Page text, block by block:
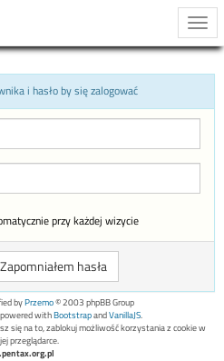
i hasło by się zalogować
przy każdej wizycie
Zapomniałem hasła
byPrzemo© 2003 phpBB Group
withBootstrapandVanillaJS.
się na to, zablokuj możliwość korzystania z cookie w
przeglądarce.